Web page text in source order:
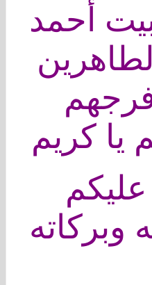
أحمد
يا كريم
عليكم
وبركاته